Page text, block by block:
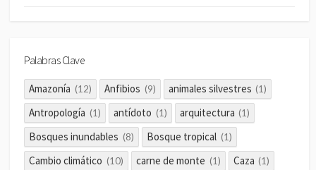
Palabras Clave
Amazonía (12) Anfibios (9) animales silvestres (1)
Antropología (1) antídoto (1) arquitectura (1)
Bosques inundables (8) Bosque tropical (1)
Cambio climático (10) carne de monte (1) Caza (1)